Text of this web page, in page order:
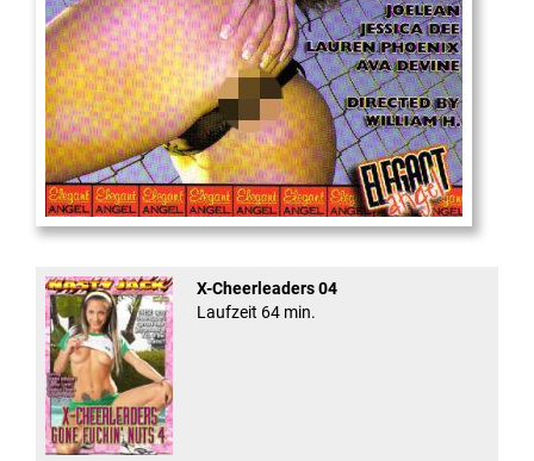
Cum Back Pussy #60
X-Cheerleaders 04
Laufzeit 64 min.